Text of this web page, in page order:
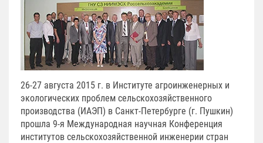
26-27 августа 2015 г. в Институте агроинженерных и
экологических проблем сельскохозяйственного
производства (ИАЭП) в Санкт-Петербурге (г. Пушкин)
прошла 9-я Международная научная Конференция
институтов сельскохозяйственной инженерии стран